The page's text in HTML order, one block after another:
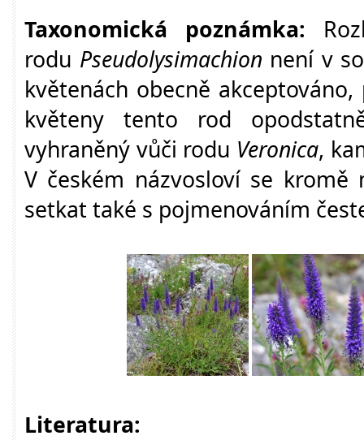
Taxonomická poznámka:
rodu Pseudolysimachion není v
květenách obecně
květeny tento rod
vyhraněný vůči rodu Veronica,
V českém názvosloví se kromě
setkat také s pojmenováním
Literatura: